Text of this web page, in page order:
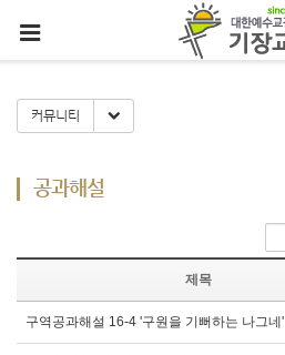
커뮤니티 Toggle Dropdown
공과해설
제목
구역공과해설 16-4 '구원을 기뻐하는 나그네'